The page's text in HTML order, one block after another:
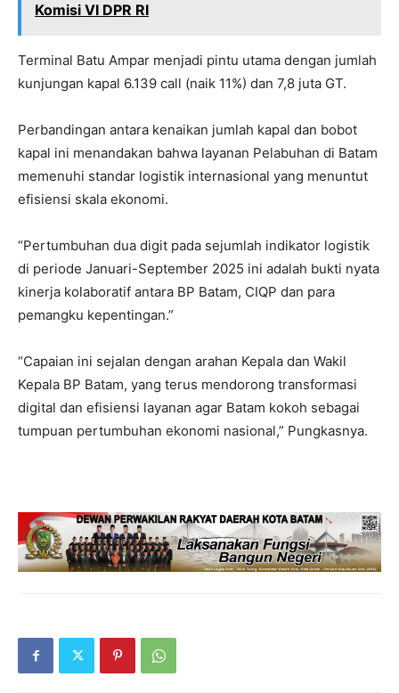
Komisi VI DPR RI
Terminal Batu Ampar menjadi pintu utama dengan jumlah
kunjungan kapal 6.139 call (naik 11%) dan 7,8 juta GT.
Perbandingan antara kenaikan jumlah kapal dan bobot
kapal ini menandakan bahwa layanan Pelabuhan di Batam
memenuhi standar logistik internasional yang menuntut
efisiensi skala ekonomi.
“Pertumbuhan dua digit pada sejumlah indikator logistik
di periode Januari-September 2025 ini adalah bukti nyata
kinerja kolaboratif antara BP Batam, CIQP dan para
pemangku kepentingan.”
“Capaian ini sejalan dengan arahan Kepala dan Wakil
Kepala BP Batam, yang terus mendorong transformasi
digital dan efisiensi layanan agar Batam kokoh sebagai
tumpuan pertumbuhan ekonomi nasional,” Pungkasnya.